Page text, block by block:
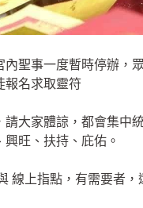
內聖事一度暫時停辦，
報名求取靈符
請大家體諒，都會集中
旺、扶持、庇佑。
線上指點，有需要者